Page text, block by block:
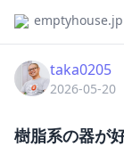
emptyhouse.jp
taka0205
2026-05-20
樹脂系の器が